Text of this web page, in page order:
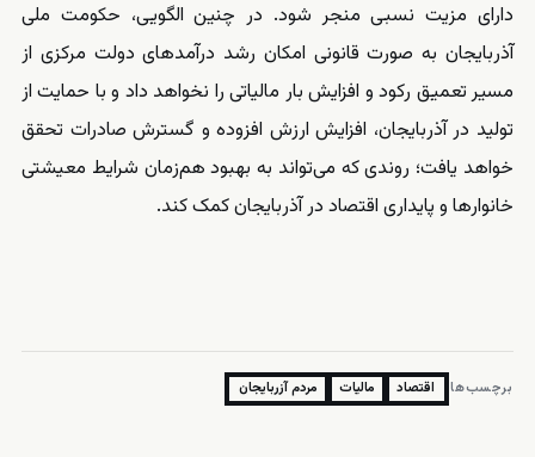
دارای مزیت نسبی منجر شود. در چنین الگویی، حکومت ملی
آذربایجان به صورت قانونی امکان رشد درآمدهای دولت مرکزی از
مسیر تعمیق رکود و افزایش بار مالیاتی را نخواهد داد و با حمایت از
تولید در آذربایجان، افزایش ارزش افزوده و گسترش صادرات تحقق
خواهد یافت؛ روندی که می‌تواند به بهبود هم‌زمان شرایط معیشتی
خانوارها و پایداری اقتصاد در آذربایجان کمک کند.
برچسب‌ها: اقتصاد مالیات مردم آزربایجان